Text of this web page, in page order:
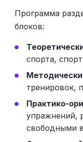
Программа
блоков:
спорта,
тренировок,
Практико-
упражнений,
свободными